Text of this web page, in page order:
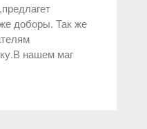
доборы. Так же
нашем маг